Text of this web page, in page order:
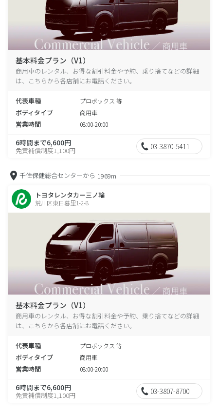
基本料金プラン（V1）
商用車のレンタル、お得な割引料金や予約、乗り捨てなどの詳細
は、こちらから各店舗にお電話ください。
代表車種 プロボックス 等
ボディタイプ 商用車
営業時間 08:00-20:00
6時間まで6,600円
免責補償制度1,100円 03-3870-5411
千住保健総合センターから 1969m
トヨタレンタカー三ノ輪
荒川区東日暮里1-2-8
基本料金プラン（V1）
商用車のレンタル、お得な割引料金や予約、乗り捨てなどの詳細
は、こちらから各店舗にお電話ください。
代表車種 プロボックス 等
ボディタイプ 商用車
営業時間 08:00-20:00
6時間まで6,600円
免責補償制度1,100円 03-3807-8700